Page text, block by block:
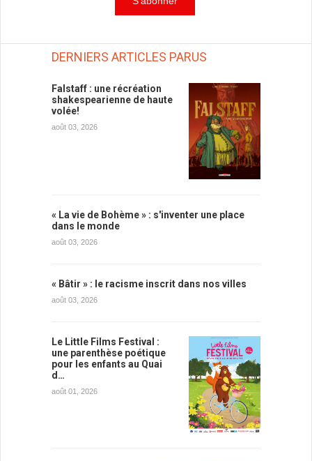
DERNIERS ARTICLES PARUS
Falstaff : une récréation
shakespearienne de haute
volée!
août 03, 2026
« La vie de Bohème » : s'inventer une place
dans le monde
août 03, 2026
« Bâtir » : le racisme inscrit dans nos villes
août 03, 2026
Le Little Films Festival :
une parenthèse poétique
pour les enfants au Quai
d…
août 01, 2026